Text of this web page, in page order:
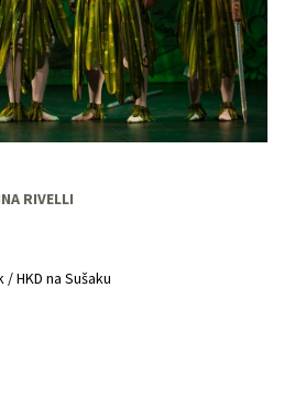
RIVELLI
HKD na Sušaku